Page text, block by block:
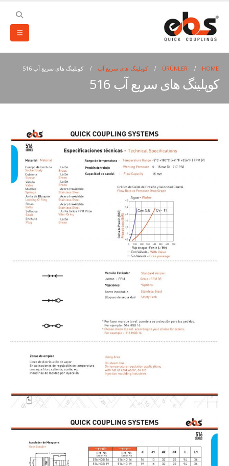
HOME
ÜRÜNLER کوپلینگ های سریع آب کوپلینگ های سریع آب 516
کوپلینگ های سریع آب 516